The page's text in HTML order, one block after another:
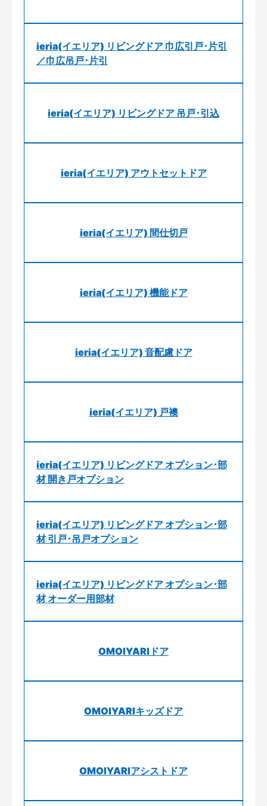
ieria(イエリア) リビングドア 巾広引戸･片引
／巾広吊戸･片引
ieria(イエリア) リビングドア 吊戸･引込
ieria(イエリア) アウトセットドア
ieria(イエリア) 間仕切戸
ieria(イエリア) 機能ドア
ieria(イエリア) 音配慮ドア
ieria(イエリア) 戸襖
ieria(イエリア) リビングドア オプション･部
材 開き戸オプション
ieria(イエリア) リビングドア オプション･部
材 引戸･吊戸オプション
ieria(イエリア) リビングドア オプション･部
材 オーダー用部材
OMOIYARIドア
OMOIYARIキッズドア
OMOIYARIアシストドア